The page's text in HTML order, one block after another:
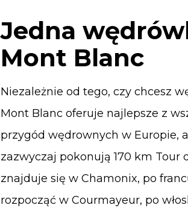
Jedna
Mont Blanc
Niezależnie od tego, czy chcesz
Mont Blanc oferuje najlepsze z
przygód wędrownych w Europie,
zazwyczaj pokonują 170 km
znajduje się w Chamonix, po
rozpocząć w Courmayeur, po